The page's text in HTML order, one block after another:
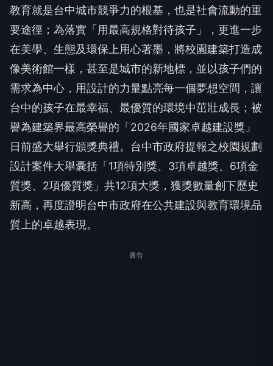
教育就是台中城市競爭力的根基，也是社會流動的重
要途徑；為落實「用最高規格對待孩子」，更進一步
在美學、生態及環保上用心著墨，將校園建築打造成
像美術館一樣，甚至是城市的新地標，並以孩子們的
需求為中心，用設計的力量點亮每一個夢想空間，讓
台中的孩子在最幸福、最優質的環境中茁壯成長；被
譽為建築界最高榮譽的「2026年國家卓越建設獎」
日前盛大舉行頒獎典禮。台中市政府提報之校園規劃
設計案件大舉囊括「1項特別獎、3項卓越獎、6項金
質獎、2項優質獎」共12項大獎，獲獎數量創下歷史
新高，再度證明台中市政府在公共建設與教育環境品
質上的卓越表現。
廣告